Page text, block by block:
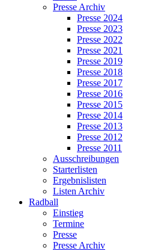
Presse Archiv
Presse 2024
Presse 2023
Presse 2022
Presse 2021
Presse 2019
Presse 2018
Presse 2017
Presse 2016
Presse 2015
Presse 2014
Presse 2013
Presse 2012
Presse 2011
Ausschreibungen
Starterlisten
Ergebnislisten
Listen Archiv
Radball
Einstieg
Termine
Presse
Presse Archiv